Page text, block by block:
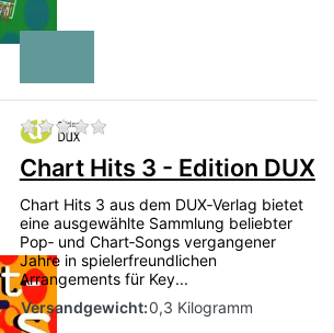
Zu diesem Produkt liegen
Chart Hits 3 - Edition DUX
Chart Hits 3 aus dem DUX‑Verlag bietet
eine ausgewählte Sammlung beliebter
Pop‑ und Chart‑Songs vergangener
Jahre in spielerfreundlichen
Arrangements für Key...
Versandgewicht:0,3 Kilogramm